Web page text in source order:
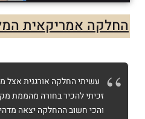
החלקה אמריקאית
עשיתי החלקה אורגנית אצל
זכיתי להכיר בחורה מהממת
והכי חשוב ההחלקה יצאה